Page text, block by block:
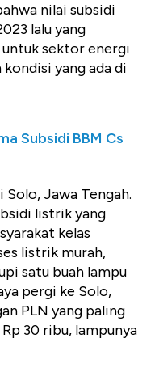
nilai subsidi
lalu yang
sektor energi
yang ada di
Subsidi BBM Cs
Jawa Tengah.
listrik yang
kelas
listrik murah,
satu buah lampu
pergi ke Solo,
PLN yang paling
30 ribu, lampunya